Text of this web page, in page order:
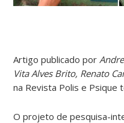
Artigo publicado por
Vita Alves Brito, Renato
na Revista Polis e Psique
O projeto de pesquisa-